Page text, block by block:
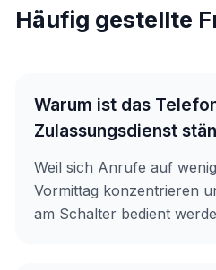
Häufig gestellte
Warum ist das
Zulassungsdienst
Weil sich Anrufe auf
Vormittag konzentrieren
am Schalter bedient